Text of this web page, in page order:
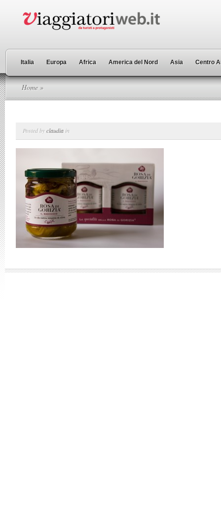
Italia Europa Africa America del Nord Asia Centro
Home »
Posted byclaudia in